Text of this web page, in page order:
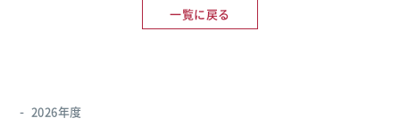
一覧に戻る
2026年度